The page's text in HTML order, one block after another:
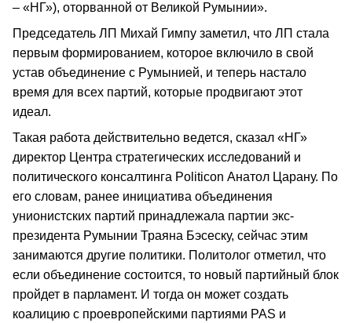
– «НГ»), оторванной от Великой Румынии».
Председатель ЛП Михай Гимпу заметил, что ЛП стала
первым формированием, которое включило в свой
устав объединение с Румынией, и теперь настало
время для всех партий, которые продвигают этот
идеал.
Такая работа действительно ведется, сказал «НГ»
директор Центра стратегических исследований и
политического консалтинга Politicon Анатол Царану. По
его словам, ранее инициатива объединения
унионистских партий принадлежала партии экс-
президента Румынии Траяна Бэсеску, сейчас этим
занимаются другие политики. Политолог отметил, что
если объединение состоится, то новый партийный блок
пройдет в парламент. И тогда он может создать
коалицию с проевропейскими партиями PAS и